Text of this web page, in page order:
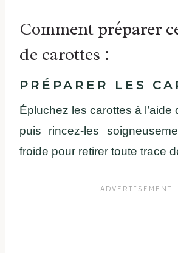
Comment préparer
de carottes :
PRÉPARER LES
Épluchez les carottes à l’aide
puis rincez-les
froide pour retirer toute trace